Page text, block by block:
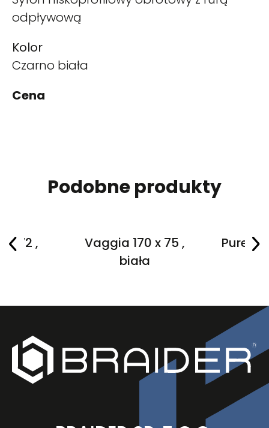
odpływową
Kolor
Czarno biała
Cena
Podobne produkty
x 72 ,
Vaggia 170 x 75 ,
biała
Purea